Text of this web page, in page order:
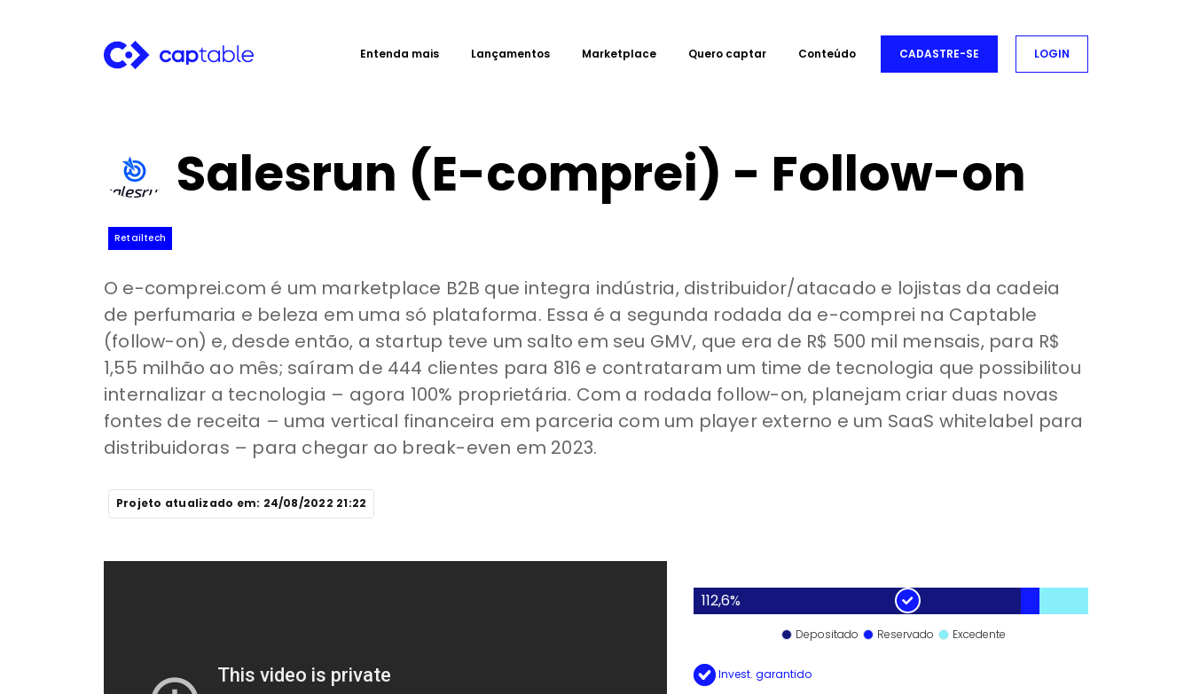
Entenda mais Lançamentos Marketplace Quero captar Conteúdo CADASTRE-SE LOGIN
Salesrun (E-comprei) - Follow-on
Retailtech
O e-comprei.com é um marketplace B2B que integra indústria, distribuidor/atacado e lojistas da cadeia
de perfumaria e beleza em uma só plataforma. Essa é a segunda rodada da e-comprei na Captable
(follow-on) e, desde então, a startup teve um salto em seu GMV, que era de R$ 500 mil mensais, para R$
1,55 milhão ao mês; saíram de 444 clientes para 816 e contrataram um time de tecnologia que possibilitou
internalizar a tecnologia – agora 100% proprietária. Com a rodada follow-on, planejam criar duas novas
fontes de receita – uma vertical financeira em parceria com um player externo e um SaaS whitelabel para
distribuidoras – para chegar ao break-even em 2023.
Projeto atualizado em: 24/08/2022 21:22
112,6%
Depositado Reservado Excedente
Invest. garantido